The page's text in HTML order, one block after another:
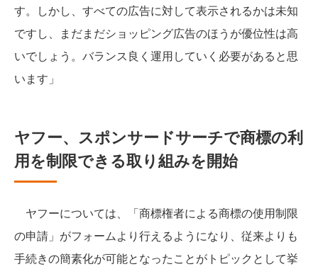
す。しかし、すべての広告に対して表示されるかは未知
ですし、まだまだショッピング広告のほうが優位性は高
いでしょう。バランス良く運用していく必要があると思
います」
ヤフー、スポンサードサーチで商標の利
用を制限できる取り組みを開始
ヤフーについては、「商標権者による商標の使用制限
の申請」がフォームより行えるようになり、従来よりも
手続きの簡素化が可能となったことがトピックとして挙